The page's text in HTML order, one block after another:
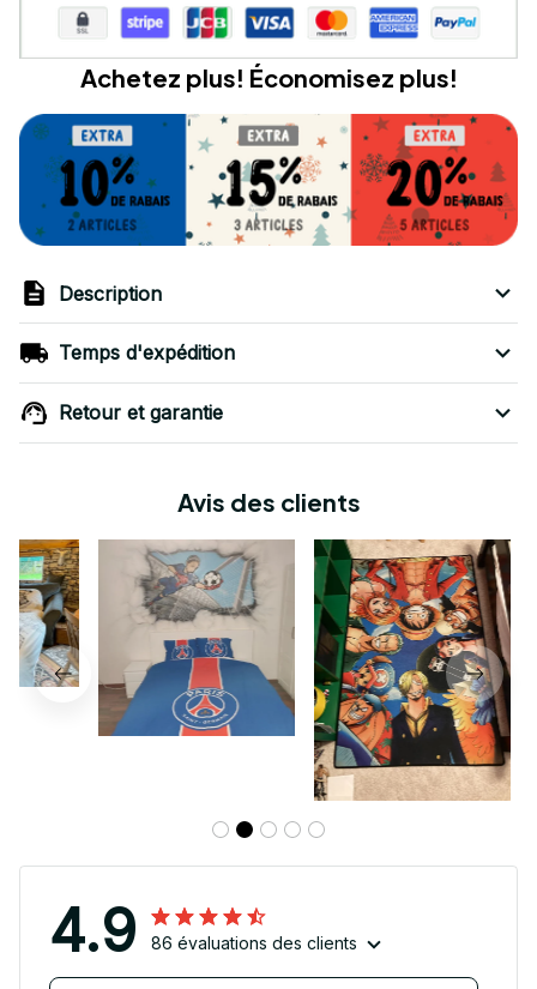
Achetez plus! Économisez plus!
Description
Temps d'expédition
Retour et garantie
Avis des clients
4.9 86 évaluations des clients